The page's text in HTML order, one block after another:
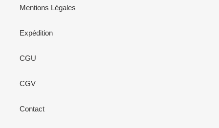
Mentions Légales
Expédition
CGU
CGV
Contact